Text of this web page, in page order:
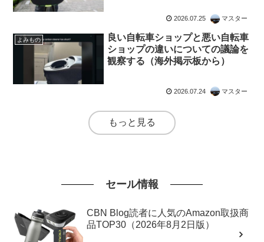
2026.07.25 マスター
よみもの
良い自転車ショップと悪い自転車
ショップの違いについての議論を
観察する（海外掲示板から）
2026.07.24 マスター
もっと見る
セール情報
CBN Blog読者に人気のAmazon取扱商
品TOP30（2026年8月2日版）